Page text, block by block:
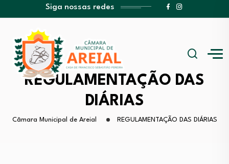
Siga nossas redes
REGULAMENTAÇÃO DAS
DIÁRIAS
Câmara Municipal de Areial REGULAMENTAÇÃO DAS DIÁRIAS